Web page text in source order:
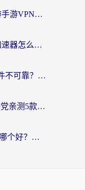
ChickCN VPN好用吗？和奇游手游VPN对比哪个回国效果更好？海外党亲测实用指南
海外党必看：PC VPN+回国加速器怎么选？无缝访问国内资源全攻略
海外党别踩坑！iOS破解版软件不可靠？教你选对回国加速器无缝看国内资源
雷神手游和快喵好用吗？海外党亲测5款回国加速器，附斧牛Bling对比+微信视频号解决办法
海外党纠结ChickCN和小黑牛哪个好？一篇帮你选对回国加速器的实用指南